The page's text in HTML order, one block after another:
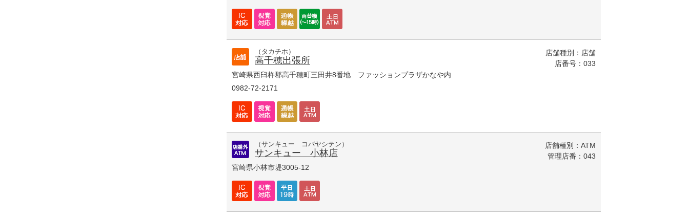
（タカチホ）
高千穂出張所
宮崎県西臼杵郡高千穂町三田井8番地 ファッションプラザかなや内
0982-72-2171
店舗種別：店舗
店番号：033
（サンキュー コバヤシテン）
サンキュー 小林店
宮崎県小林市堤3005-12
店舗種別：ATM
管理店番：043